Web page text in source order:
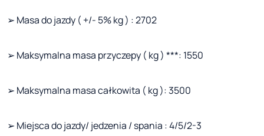
➢ Masa do jazdy ( +/- 5% kg ) : 2702
➢ Maksymalna masa przyczepy ( kg ) ***: 1550
➢ Maksymalna masa całkowita ( kg ): 3500
➢ Miejsca do jazdy/ jedzenia / spania : 4/5/2-3